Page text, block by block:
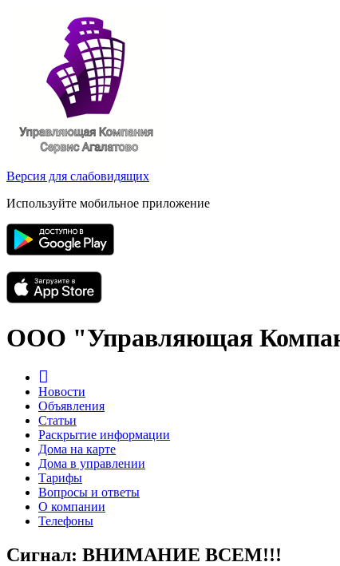
Версия для слабовидящих
Используйте мобильное приложение
ООО "Управляющая
Новости
Объявления
Статьи
Раскрытие информации
Дома на карте
Дома в управлении
Тарифы
Вопросы и ответы
О компании
Телефоны
Сигнал: ВНИМАНИЕ ВСЕМ!!!